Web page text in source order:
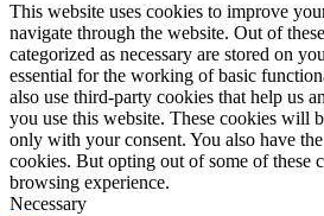
This website uses cookies to improve
navigate through the website. Out of
categorized as necessary are stored on
essential for the working of basic
also use third-party cookies that help us
you use this website. These cookies will
only with your consent. You also have
cookies. But opting out of some of these
browsing experience.
Necessary